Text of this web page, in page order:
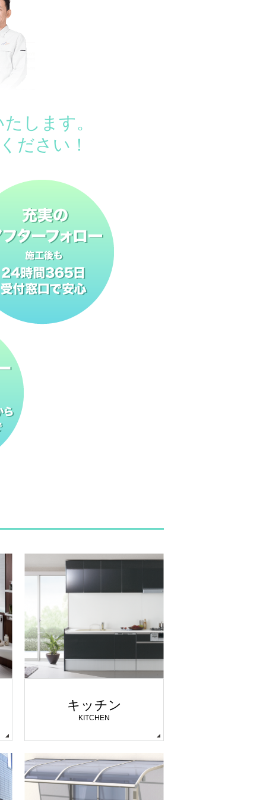
します。
ださい！
キッチン
KITCHEN